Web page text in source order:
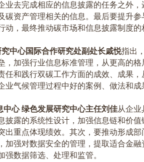
业去完成相应的信息披露的任务之外
碳资产管理相关的信息。最后要提升
动，最终推动碳市场和信息披露制度的
中心国际合作研究处副处长戚悦指出
，加强行业信息标准管理，从更高的
任和践行双碳工作方面的成效、成果
业气候管理过程中好的案例、做法和
中心 绿色发展研究中心主任刘佳从企业
披露的系统性设计，加强信息链和价
出重点体现绩效。其次，要推动形成
加强对数据安全的管理，提取适合金
强数据筛选、处理和监管。